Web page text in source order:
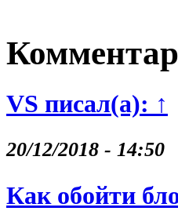
VS писал(а): ↑
20/12/2018 - 14:50
Как обойти